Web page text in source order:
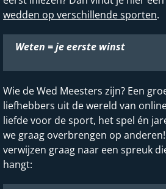
wedden op verschillende sporten.
Weten = je eerste winst
Wie de Wed Meesters zijn? Een
liefhebbers uit de wereld van
liefde voor de sport, het spel én
we graag overbrengen op
verwijzen graag naar een spreuk
hangt: